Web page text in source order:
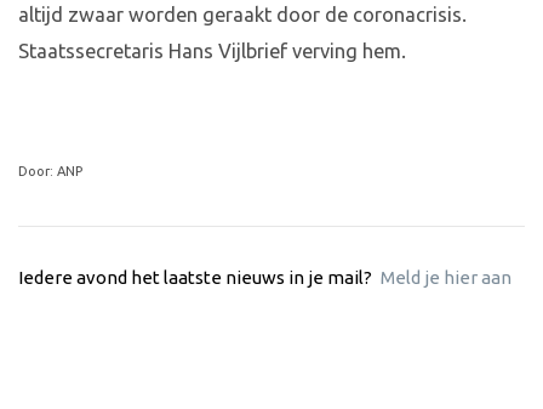
altijd zwaar worden geraakt door de coronacrisis.
Staatssecretaris Hans Vijlbrief verving hem.
Door: ANP
Iedere avond het laatste nieuws in je mail? Meld je hier aan